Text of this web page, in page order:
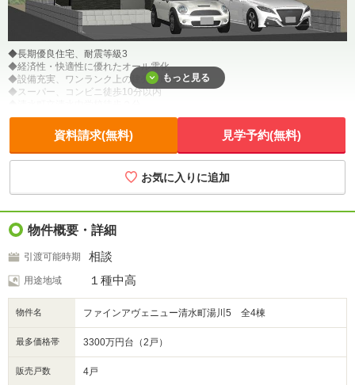
◆長期優良住宅、耐震等級3
◆経済性・快適性に優れたオール電化
◆設備充実、ワンランク上の建売戸建住宅
◆スーパー、コンビニ徒歩10分以内
もっと見る
資料請求(無料) 見学予約(無料)
お気に入りに追加
物件概要・詳細
引渡可能時期 相談
用途地域 １種中高
物件名 ファインアヴェニュー清水町湯川5 全4棟
最多価格帯 3300万円台（2戸）
販売戸数 4戸